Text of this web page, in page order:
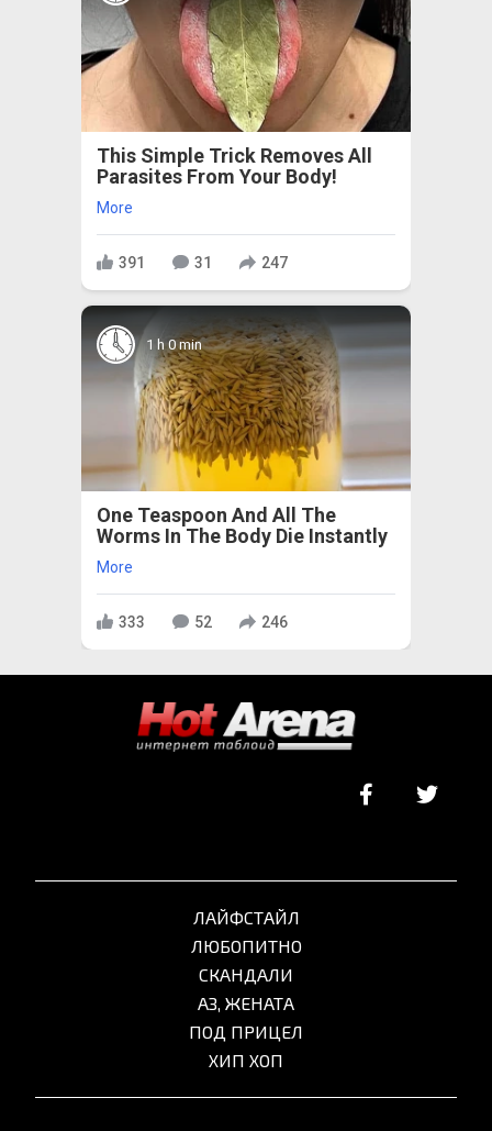
This Simple Trick Removes All
Parasites From Your Body!
More
391 31 247
1 h 0 min
One Teaspoon And All The
Worms In The Body Die Instantly
More
333 52 246
ЛАЙФСТАЙЛ
ЛЮБОПИТНО
СКАНДАЛИ
АЗ, ЖЕНАТА
ПОД ПРИЦЕЛ
ХИП ХОП